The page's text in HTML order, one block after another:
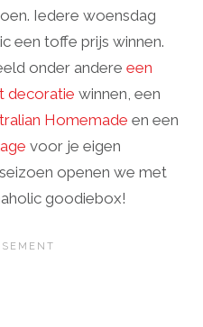
Iedere woensdag
een toffe prijs winnen.
onder andere een
decoratie winnen, een
Homemade en een
voor je eigen
openen we met
goodiebox!